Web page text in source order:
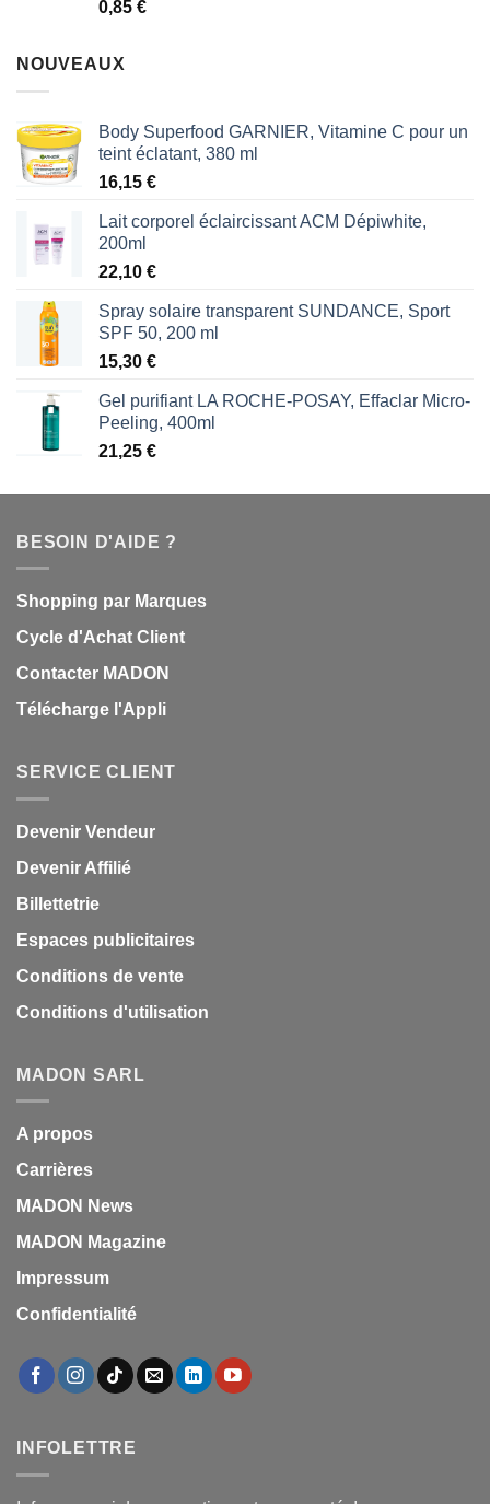
Note5.00
0,85 €
NOUVEAUX
Body Superfood GARNIER, Vitamine C pour un
teint éclatant, 380 ml
16,15 €
Lait corporel éclaircissant ACM Dépiwhite,
200ml
22,10 €
Spray solaire transparent SUNDANCE, Sport
SPF 50, 200 ml
15,30 €
Gel purifiant LA ROCHE-POSAY, Effaclar Micro-
Peeling, 400ml
21,25 €
BESOIN D'AIDE ?
Shopping par Marques
Cycle d'Achat Client
Contacter MADON
Télécharge l'Appli
SERVICE CLIENT
Devenir Vendeur
Devenir Affilié
Billettetrie
Espaces publicitaires
Conditions de vente
Conditions d'utilisation
MADON SARL
A propos
Carrières
MADON News
MADON Magazine
Impressum
Confidentialité
INFOLETTRE